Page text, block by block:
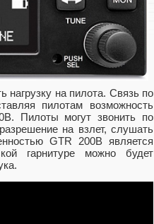
нагрузку на пилота. Связь по
пилотам возможность
Пилоты могут звонить по
на взлет, слушать
GTR 200B является
гарнитуре можно будет